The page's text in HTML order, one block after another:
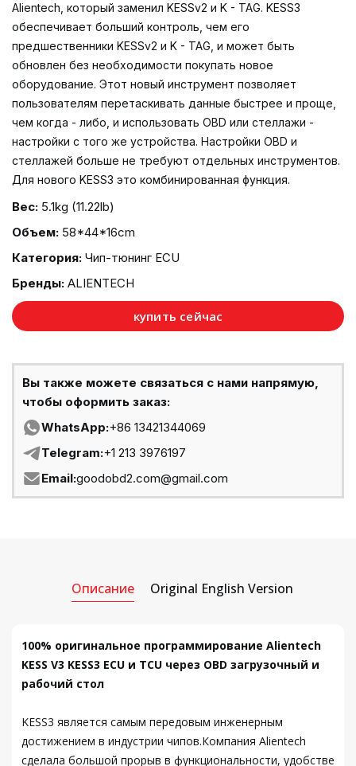
Alientech, который заменил KESSv2 и K - TAG. KESS3
обеспечивает больший контроль, чем его
предшественники KESSv2 и K - TAG, и может быть
обновлен без необходимости покупать новое
оборудование. Этот новый инструмент позволяет
пользователям перетаскивать данные быстрее и проще,
чем когда - либо, и использовать OBD или стеллажи -
настройки с того же устройства. Настройки OBD и
стеллажей больше не требуют отдельных инструментов.
Для нового KESS3 это комбинированная функция.
Вес: 5.1kg (11.22lb)
Объем: 58*44*16cm
Категория: Чип-тюнинг ECU
Бренды: ALIENTECH
купить сейчас
Вы также можете связаться с нами напрямую,
чтобы оформить заказ:
WhatsApp:+86 13421344069
Telegram:+1 213 3976197
Email:goodobd2.com@gmail.com
Описание Original English Version
100% оригинальное программирование Alientech
KESS V3 KESS3 ECU и TCU через OBD загрузочный и
рабочий стол
KESS3 является самым передовым инженерным
достижением в индустрии чипов.Компания Alientech
сделала большой прорыв в функциональности, удобстве